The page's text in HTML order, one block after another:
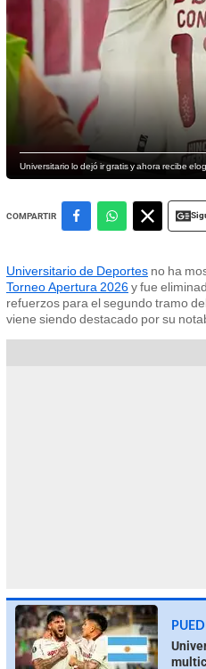
Universitario lo dejó ir gratis y ahora recibe
COMPARTIR
Universitario de Deportes no ha
Torneo Apertura 2026y fue
refuerzos para el segundo tramo
viene siendo destacado por su